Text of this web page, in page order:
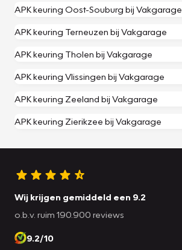
APK keuring Oost-Souburg bij Vakgarage
APK keuring Terneuzen bij Vakgarage
APK keuring Tholen bij Vakgarage
APK keuring Vlissingen bij Vakgarage
APK keuring Zeeland bij Vakgarage
APK keuring Zierikzee bij Vakgarage
Wij krijgen gemiddeld een 9.2
o.b.v. ruim 190.900 reviews
9.2/10